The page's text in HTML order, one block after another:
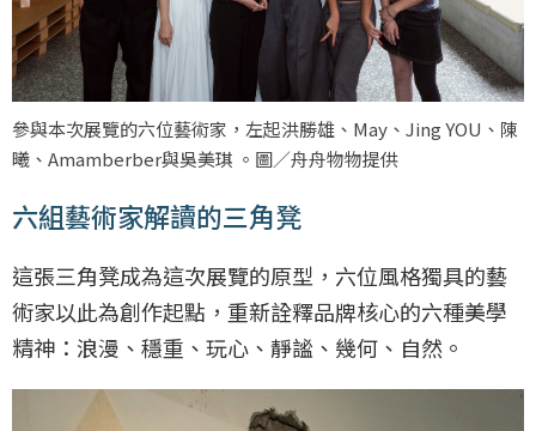
參與本次展覽的六位藝術家，左起洪勝雄、May、Jing YOU、陳
曦、Amamberber與吳美琪 。圖／舟舟物物提供
六組藝術家解讀的三角凳
這張三角凳成為這次展覽的原型，六位風格獨具的藝
術家以此為創作起點，重新詮釋品牌核心的六種美學
精神：浪漫、穩重、玩心、靜謐、幾何、自然。